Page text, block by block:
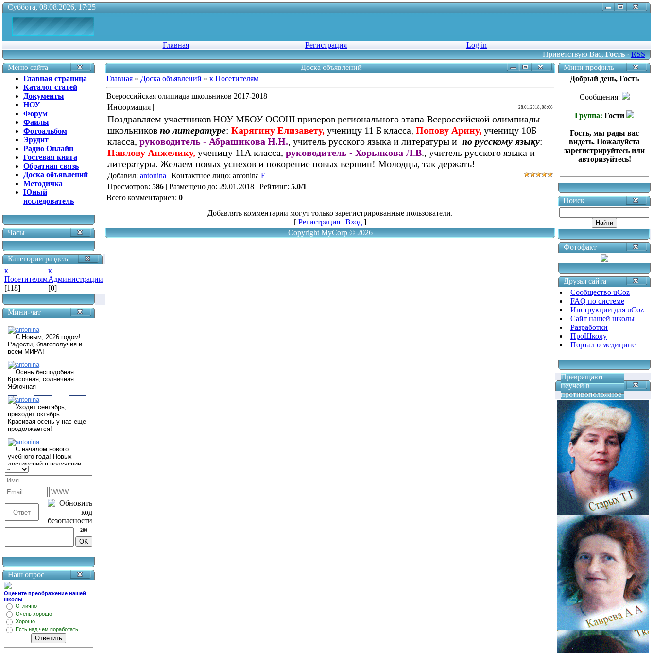
Суббота, 08.08.2026, 17:25
Главная Регистрация
Log in
Приветствую Вас,Гость·RSS
Меню сайта
Главная страница
Каталог статей
Документы
НОУ
Форум
Файлы
Фотоальбом
Эрудит
Радио Онлайн
Гостевая книга
Обратная связь
Доска объявлений
Методичка
Юный
исследователь
Часы
Категории раздела
к
Посетителям
[118]
к
Администрации
[0]
Мини-чат
200
Наш опрос
Оцените преображение нашей
школы
Отлично
Очень хорошо
Хорошо
Есть над чем поработать
Доска объявлений
Главная » Доска объявлений » к Посетителям
Всероссийская олипиада школьников 2017-2018
Информация |
28.01.2018, 08:06
Поздравляем участников НОУ МБОУ ОСОШ призеров регионального этапа Всероссийской олимпиады
школьников по литературе: Карягину Елизавету, ученицу 11 Б класса, Попову Арину, ученицу 10Б
класса, руководитель - Абрашикова Н.Н., учитель русского языка и литературы и по русскому языку:
Павлову Анжелику, ученицу 11А класса, руководитель - Хорьякова Л.В., учитель русского языка и
литературы. Желаем новых успехов и покорение новых вершин! Молодцы, так держать!
Добавил: antonina | Контактное лицо: antonina E
Просмотров: 586 | Размещено до: 29.01.2018 | Рейтинг: 5.0/1
Всего комментариев: 0
Добавлять комментарии могут только зарегистрированные пользователи.
[ Регистрация | Вход ]
Copyright MyCorp © 2026
Мини профиль
Добрый день, Гость
Сообщения:
Группа: Гости
Гость, мы рады вас
видеть. Пожалуйста
зарегистрируйтесь или
авторизуйтесь!
Поиск
Фотофакт
Друзья сайта
Сообщество uCoz
FAQ по системе
Инструкции для uCoz
Сайт нашей школы
Разработки
ПроШколу
Портал о медицине
Превращают
неучей в
противоположное